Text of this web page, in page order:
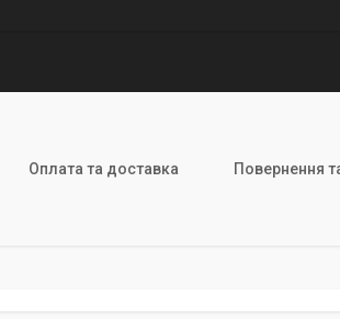
Оплата та доставка Повернення